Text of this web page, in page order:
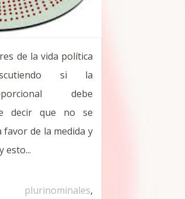
de la vida política
si la
debe
decir que no se
favor de la medida y
esto...
,